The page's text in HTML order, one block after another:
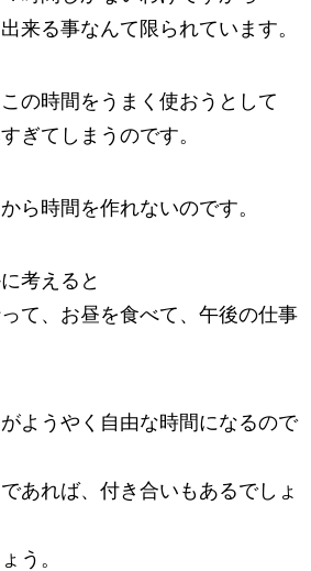
来る事なんて限られています。
の時間をうまく使おうとして
ぎてしまうのです。
ら時間を作れないのです。
考えると
て、お昼を食べて、午後の仕事
ようやく自由な時間になるので
あれば、付き合いもあるでしょ
う。